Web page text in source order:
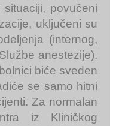
povučeni
uključeni su
(internog,
anestezije).
biće sveden
se samo hitni
Za normalan
iz Kliničkog